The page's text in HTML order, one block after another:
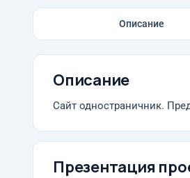
Описание
Описание
Сайт одностраничник.
Презентация